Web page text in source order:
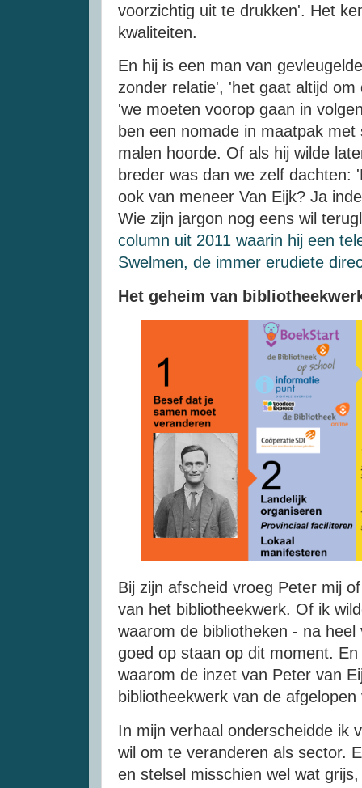
voorzichtig uit te drukken'. Het
kwaliteiten.
En hij is een man van
zonder relatie', 'het gaat altijd
'we moeten voorop gaan in
ben een nomade in maatpak
malen hoorde. Of als hij wilde
breder was dan we zelf
ook van meneer Van Eijk? Ja
Wie zijn jargon nog eens wil
column uit 2011 waarin hij een
Swelmen, de immer erudiete
Het geheim van
Bij zijn afscheid vroeg Peter mij
van het bibliotheekwerk. Of ik
waarom de bibliotheken - na
goed op staan op dit moment.
waarom de inzet van Peter van
bibliotheekwerk van de
In mijn verhaal onderscheidde ik
wil om te veranderen als sector.
en stelsel misschien wel wat